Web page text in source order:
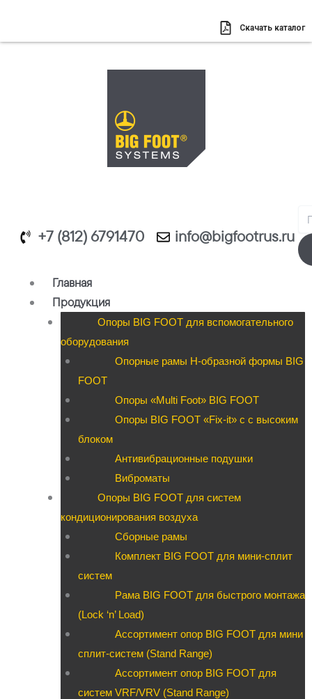
содержимому
Скачать каталог
+7 (812) 6791470 info@bigfootrus.ru
Главная
Продукция
Опоры BIG FOOT для вспомогательного
оборудования
Опорные рамы H-образной формы BIG
FOOT
Опоры «Multi Foot» BIG FOOT
Опоры BIG FOOT «Fix-it» c с высоким
блоком
Антивибрационные подушки
Виброматы
Опоры BIG FOOT для систем
кондиционирования воздуха
Сборные рамы
Комплект BIG FOOT для мини-сплит
систем
Рама BIG FOOT для быстрого монтажа
(Lock ‘n’ Load)
Ассортимент опор BIG FOOT для мини
сплит-систем (Stand Range)
Ассортимент опор BIG FOOT для
систем VRF/VRV (Stand Range)